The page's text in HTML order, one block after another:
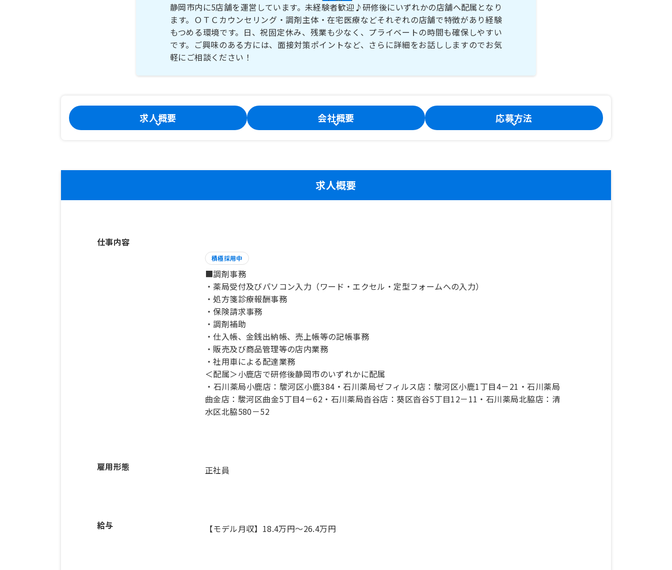
静岡市内に5店舗を運営しています。未経験者歓迎♪研修後にいずれかの店舗へ配属となり
ます。ＯＴＣカウンセリング・調剤主体・在宅医療などそれぞれの店舗で特徴があり経験
もつめる環境です。日、祝固定休み、残業も少なく、プライベートの時間も確保しやすい
です。ご興味のある方には、面接対策ポイントなど、さらに詳細をお話ししますのでお気
軽にご相談ください！
求人概要 会社概要 応募方法
求人概要
仕事内容
積極採用中
■調剤事務
・薬局受付及びパソコン入力（ワード・エクセル・定型フォームへの入力）
・処方箋診療報酬事務
・保険請求事務
・調剤補助
・仕入帳、金銭出納帳、売上帳等の記帳事務
・販売及び商品管理等の店内業務
・社用車による配達業務
＜配属＞小鹿店で研修後静岡市のいずれかに配属
・石川薬局小鹿店：駿河区小鹿384・石川薬局ゼフィルス店：駿河区小鹿1丁目4－21・石川薬局
曲金店：駿河区曲金5丁目4－62・石川薬局沓谷店：葵区沓谷5丁目12－11・石川薬局北脇店：清
水区北脇580－52
雇用形態 正社員
給与 【モデル月収】18.4万円〜26.4万円